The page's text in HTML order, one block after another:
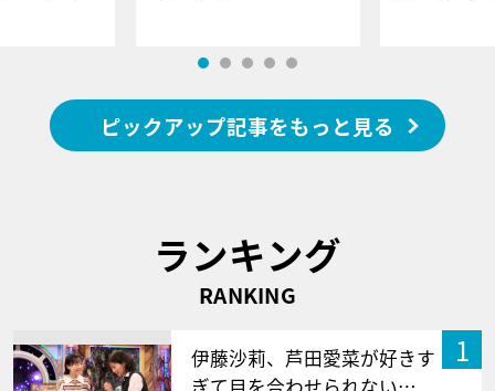
ピックアップ記事をもっと見る
ランキング
RANKING
1
伊藤沙莉、芦田愛菜が好きす